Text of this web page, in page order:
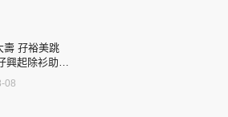
壽 孖裕美跳
興起除衫助慶
有原因
08